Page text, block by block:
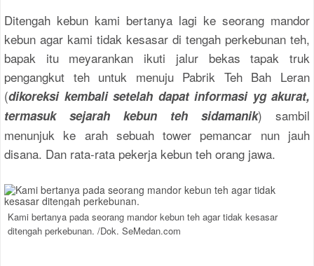
Ditengah kebun kami bertanya lagi ke seorang mandor
kebun agar kami tidak kesasar di tengah perkebunan teh,
bapak itu meyarankan ikuti jalur bekas tapak truk
pengangkut teh untuk menuju Pabrik Teh Bah Leran
(dikoreksi kembali setelah dapat informasi yg akurat,
termasuk sejarah kebun teh sidamanik) sambil
menunjuk ke arah sebuah tower pemancar nun jauh
disana. Dan rata-rata pekerja kebun teh orang jawa.
Kami bertanya pada seorang mandor kebun teh agar tidak kesasar
ditengah perkebunan. /Dok. SeMedan.com